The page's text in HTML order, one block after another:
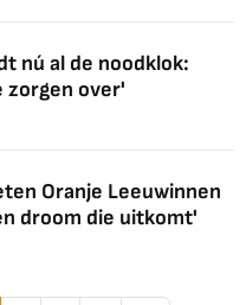
nú al de noodklok:
zorgen over'
Oranje Leeuwinnen
droom die uitkomt'